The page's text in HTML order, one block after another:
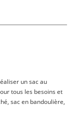
un sac au
tous les besoins et
sac en bandoulière,